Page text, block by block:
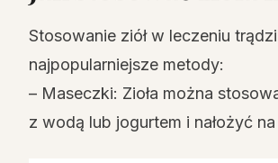
Stosowanie ziół w leczeniu
najpopularniejsze metody:
– Maseczki: Zioła można
z wodą lub jogurtem i nałożyć